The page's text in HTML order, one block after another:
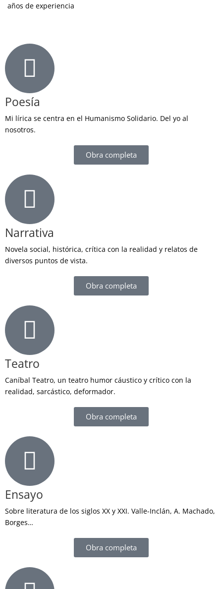
años de experiencia
Poesía
Mi lírica se centra en el Humanismo Solidario. Del yo al
nosotros.
Obra completa
Narrativa
Novela social, histórica, crítica con la realidad y relatos de
diversos puntos de vista.
Obra completa
Teatro
Caníbal Teatro, un teatro humor cáustico y crítico con la
realidad, sarcástico, deformador.
Obra completa
Ensayo
Sobre literatura de los siglos XX y XXI. Valle-Inclán, A. Machado,
Borges…
Obra completa